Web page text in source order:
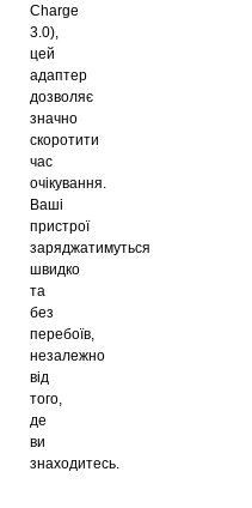
Charge
3.0),
цей
адаптер
дозволяє
значно
скоротити
час
очікування.
Ваші
пристрої
заряджатимуться
швидко
та
без
перебоїв,
незалежно
від
того,
де
ви
знаходитесь.